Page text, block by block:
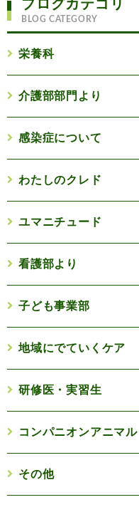
ブログカテゴリ
BLOG CATEGORY
栄養科
介護部部門より
感染症について
わたしのクレド
ユマニチュード
看護部より
子ども事業部
地域にでていくケア
研修医・実習生
コンパニオンアニマル
その他